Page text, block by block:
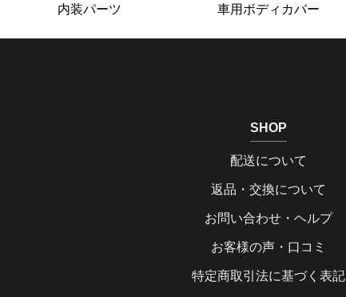
内装パーツ 車用ボディカバー
SHOP
配送について
返品・交換について
お問い合わせ・ヘルプ
お客様の声・口コミ
特定商取引法に基づく表記